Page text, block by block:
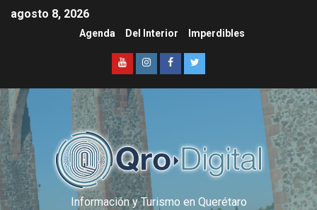
agosto 8, 2026
Agenda Del Interior Imperdibles
Información y Turismo en Querétaro